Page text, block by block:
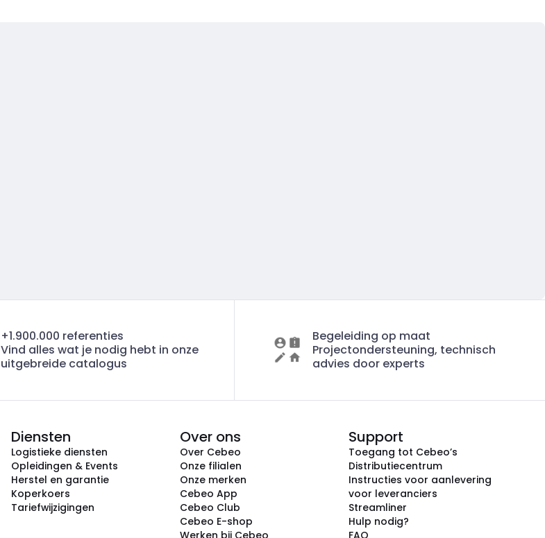
+1.900.000 referenties
Vind alles wat je nodig hebt in onze
uitgebreide catalogus
Begeleiding op maat
Projectondersteuning, technisch
advies door experts
Diensten
Logistieke diensten
Opleidingen & Events
Herstel en garantie
Koperkoers
Tariefwijzigingen
Over ons
Over Cebeo
Onze filialen
Onze merken
Cebeo App
Cebeo Club
Cebeo E-shop
Werken bij Cebeo
Support
Toegang tot Cebeo’s
Distributiecentrum
Instructies voor aanlevering
voor leveranciers
Streamliner
Hulp nodig?
FAQ